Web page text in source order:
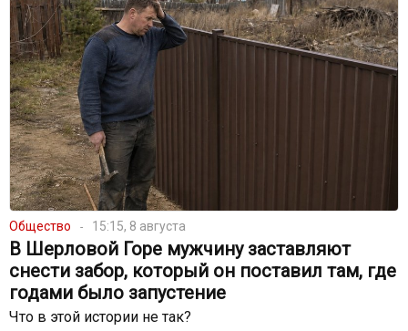
Общество 15:15, 8 августа
В Шерловой Горе мужчину заставляют
снести забор, который он поставил там, где
годами было запустение
Что в этой истории не так?